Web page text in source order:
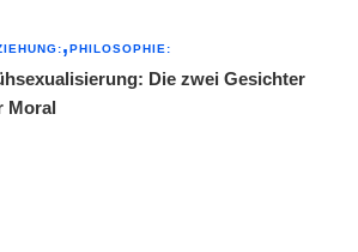
PHILOSOPHIE:
Die zwei Gesichter
Moral